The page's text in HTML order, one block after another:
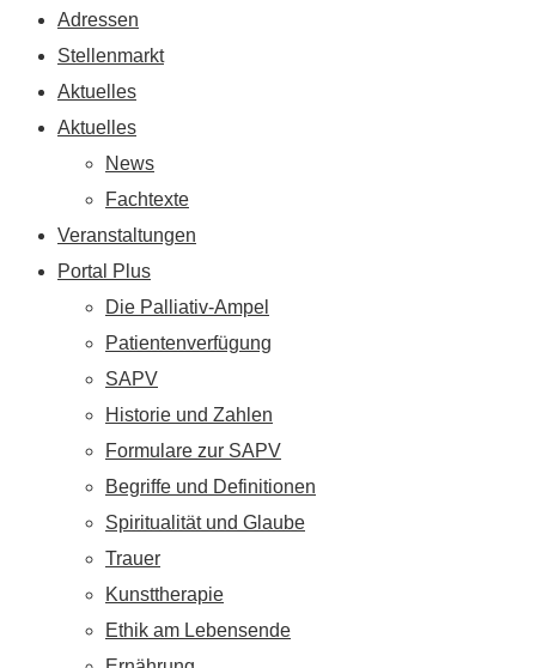
Adressen
Stellenmarkt
Aktuelles
Aktuelles
News
Fachtexte
Veranstaltungen
Portal Plus
Die Palliativ-Ampel
Patientenverfügung
SAPV
Historie und Zahlen
Formulare zur SAPV
Begriffe und Definitionen
Spiritualität und Glaube
Trauer
Kunsttherapie
Ethik am Lebensende